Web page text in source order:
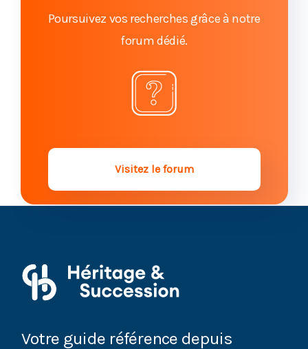
moment du partage
Héritier et donation-partage : demandez le rapport
Succession et droit de retour : comment récupérer
Les conséquences d’une vente en viager sur la
Poursuivez vos recherches grâce à notre
forum dédié.
Visitez le forum
Votre guide référence depuis